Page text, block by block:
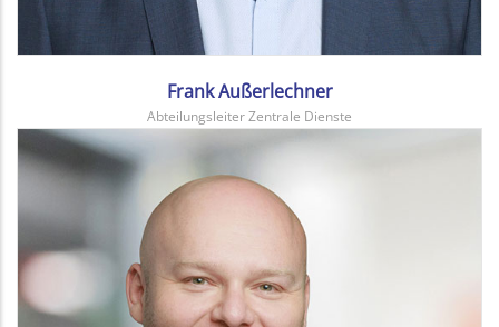
Frank Außerlechner
Abteilungsleiter Zentrale Dienste